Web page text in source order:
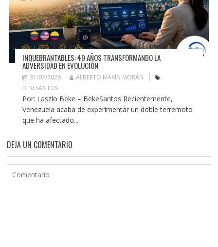
INQUEBRANTABLES: 49 AÑOS TRANSFORMANDO LA
ADVERSIDAD EN EVOLUCIÓN
31/07/2026
ALBERTO MARÍN MORÁN
BEKESANTOS
Por: Laszlo Beke – BekeSantos Recientemente,
Venezuela acaba de experimentar un doble terremoto
que ha afectado...
DEJA UN COMENTARIO